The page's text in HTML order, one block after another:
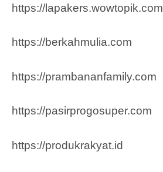
https://lapakers.wowtopik.com
https://berkahmulia.com
https://prambananfamily.com
https://pasirprogosuper.com
https://produkrakyat.id